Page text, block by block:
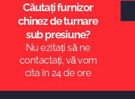
Căutați furnizor
chinez de turnare
sub presiune?
Nu ezitați să ne
contactați, vă vom
cita în 24 de ore